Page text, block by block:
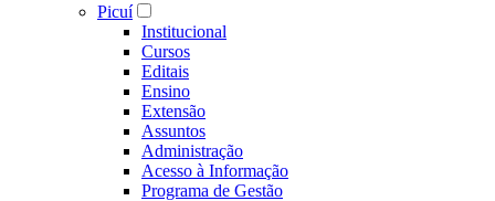
Picuí
Institucional
Cursos
Editais
Ensino
Extensão
Assuntos
Administração
Acesso à Informação
Programa de Gestão